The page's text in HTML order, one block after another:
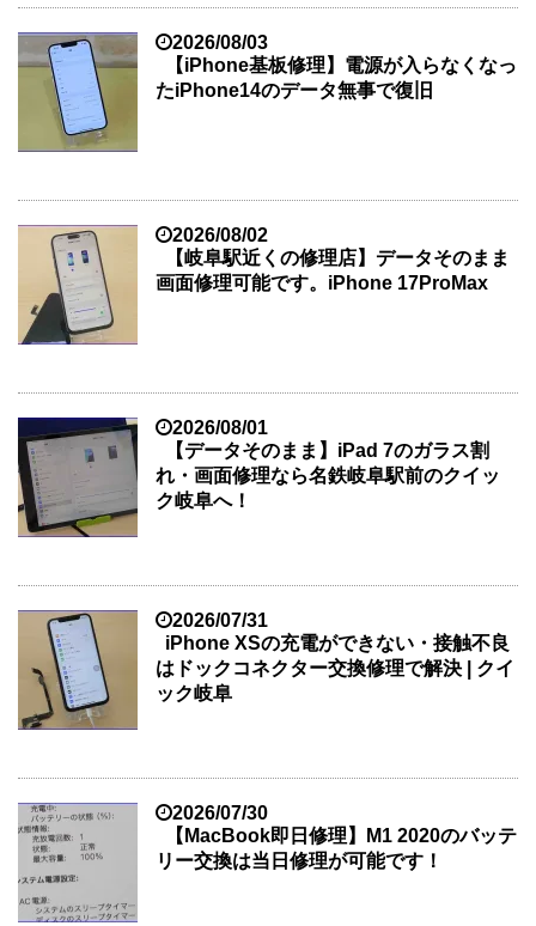
2026/08/03
【iPhone基板修理】電源が入らなくなっ
たiPhone14のデータ無事で復旧
2026/08/02
【岐阜駅近くの修理店】データそのまま
画面修理可能です。iPhone 17ProMax
2026/08/01
【データそのまま】iPad 7のガラス割
れ・画面修理なら名鉄岐阜駅前のクイッ
ク岐阜へ！
2026/07/31
iPhone XSの充電ができない・接触不良
はドックコネクター交換修理で解決 | クイ
ック岐阜
2026/07/30
【MacBook即日修理】M1 2020のバッテ
リー交換は当日修理が可能です！